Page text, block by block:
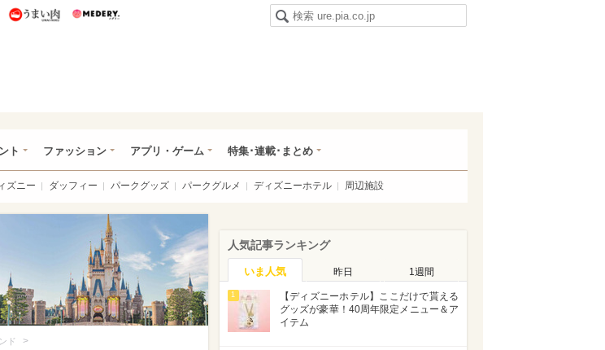
うまいパン うまい肉
ト ファッション アプリ・ゲーム 特集･連載･まとめ
ズニー ダッフィー パークグッズ パークグルメ ディズニーホテル 周辺施設
ド >
人気記事ランキング
いま人気 昨日 1週間
1
【ディズニーホテル】ここだけで貰える
グッズが豪華！40周年限定メニュー＆ア
イテム